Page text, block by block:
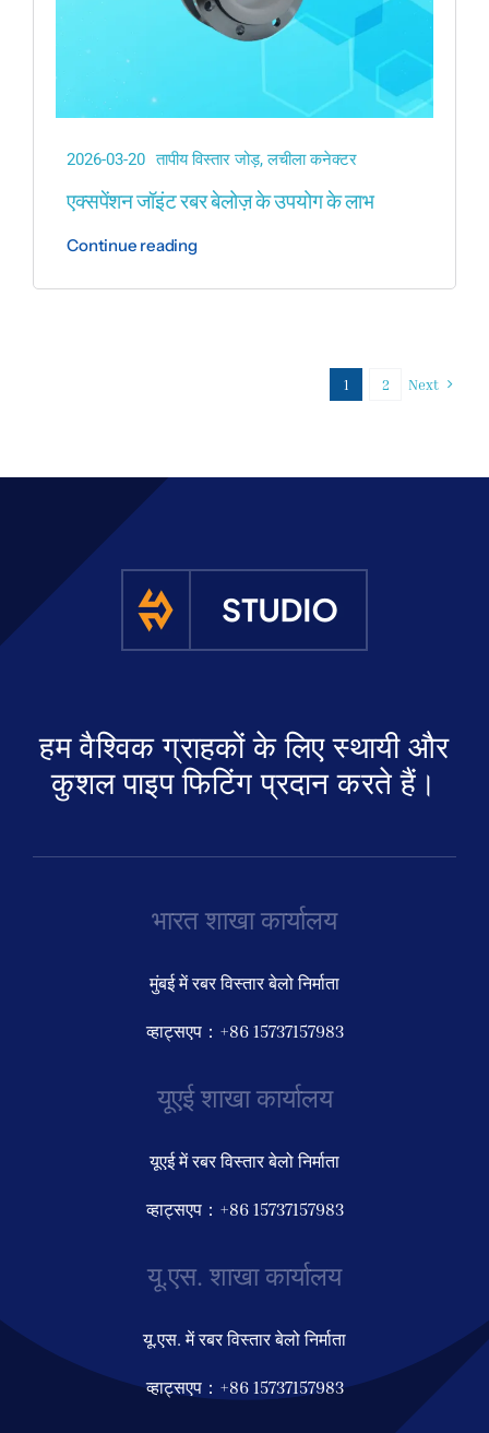
2026-03-20 तापीय विस्तार जोड़,लचीला कनेक्टर
एक्सपेंशन जॉइंट रबर बेलोज़ के उपयोग के लाभ
Continue reading
1 2 Next
हम वैश्विक ग्राहकों के लिए स्थायी और
कुशल पाइप फिटिंग प्रदान करते हैं।
भारत शाखा कार्यालय
मुंबई में रबर विस्तार बेलो निर्माता
व्हाट्सएप：+86 15737157983
यूएई शाखा कार्यालय
यूएई में रबर विस्तार बेलो निर्माता
व्हाट्सएप：+86 15737157983
यू.एस. शाखा कार्यालय
यू.एस. में रबर विस्तार बेलो निर्माता
व्हाट्सएप：+86 15737157983